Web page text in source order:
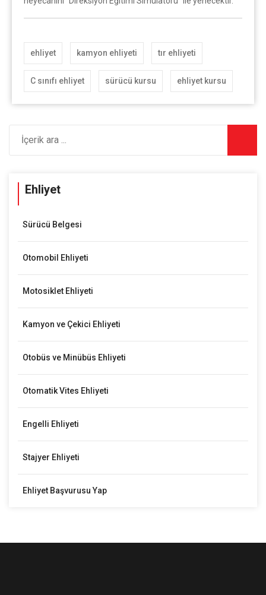
ehliyet kamyon ehliyeti tır ehliyeti
C sınıfı ehliyet sürücü kursu ehliyet kursu
Ehliyet
Sürücü Belgesi
Otomobil Ehliyeti
Motosiklet Ehliyeti
Kamyon ve Çekici Ehliyeti
Otobüs ve Minübüs Ehliyeti
Otomatik Vites Ehliyeti
Engelli Ehliyeti
Stajyer Ehliyeti
Ehliyet Başvurusu Yap